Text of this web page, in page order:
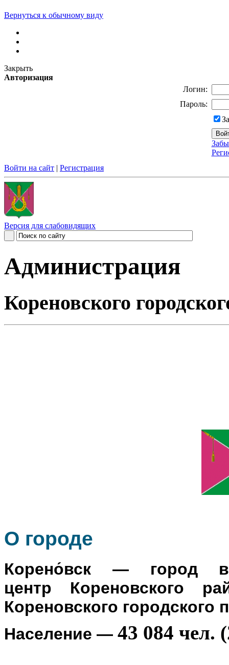
Вернуться к обычному виду
Закрыть
Авторизация
Логин:
Пароль:
Войти на сайт | Регистрация
Версия для слабовидящих
Администрация
Кореновского
О городе
Корено́вск — город в
центр Кореновского
Кореновского городского
Население — 43 084 чел.